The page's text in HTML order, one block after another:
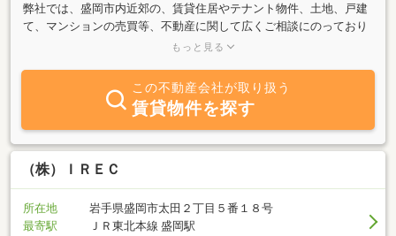
弊社では、盛岡市内近郊の、賃貸住居やテナント物件、土地、戸建
て、マンションの売買等、不動産に関して広くご相談にのっており
ます。不動産に絡みお困りのことがございましたら、お気軽にお問
もっと見る
この不動産会社が取り扱う
賃貸物件を探す
（株）ＩＲＥＣ
所在地
岩手県盛岡市太田２丁目５番１８号
最寄駅
ＪＲ東北本線 盛岡駅